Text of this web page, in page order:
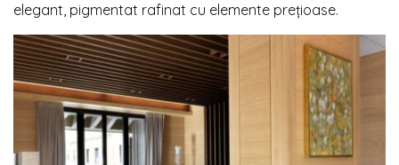
elegant, pigmentat rafinat cu elemente prețioase.